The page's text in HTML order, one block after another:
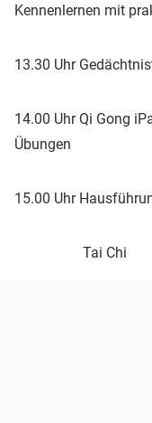
Kennenlernen mit
13.30 Uhr
14.00 Uhr Qi Gong
Übungen
15.00 Uhr
Tai Chi